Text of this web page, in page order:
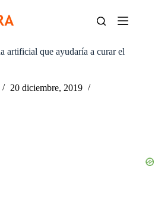
artificial que ayudaría a curar el
20 diciembre, 2019